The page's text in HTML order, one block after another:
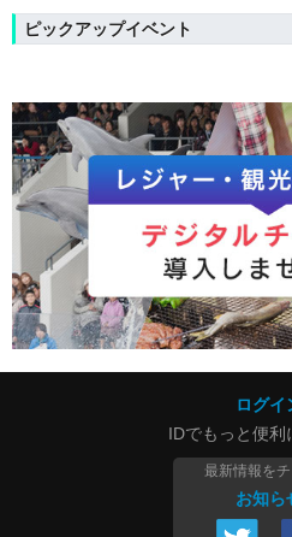
ピックアップイベント
ログイ
IDでもっと便利
最新情報を
お知ら